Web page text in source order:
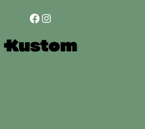
Facebook
Instagram